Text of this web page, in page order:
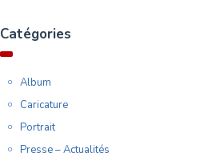
Catégories
Album
Caricature
Portrait
Presse – Actualités